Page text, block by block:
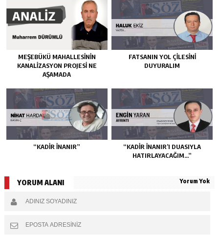
MEŞEBÜKÜ MAHALLESİNİN
KANALİZASYON PROJESİ NE
AŞAMADA
FATSANIN YOL ÇİLESİNİ
DUYURALIM
“KADIR İNANIR”
“KADIR İNANIR’I DUASIYLA
HATIRLAYACAĞIM…”
YORUM ALANI Yorum Yok